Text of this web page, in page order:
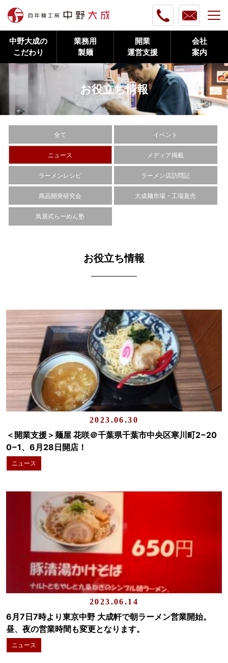
中野大成の
こだわり
業務用
製麺
開業
運営支援
会社
案内
お役立ち情報
全て イベント
ニュース メディア掲載
ラーメンレシピ ラーメン店訪問記
商品開発研究会 大成麺市場・工場直売
鳥居式らーめん塾
お役立ち情報
2023.06.30
＜開業支援＞麺屋 花咲＠千葉県千葉市中央区寒川町2−20
0−1、6月28日開店！
ニュース
2023.06.14
6月7日7時より東京中野 大成軒で朝ラーメン営業開始。
昼、夜の営業時間も変更となります。
ニュース